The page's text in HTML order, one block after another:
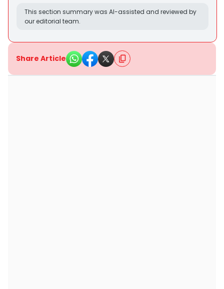
This section summary was AI-assisted and reviewed by
our editorial team.
Share Article